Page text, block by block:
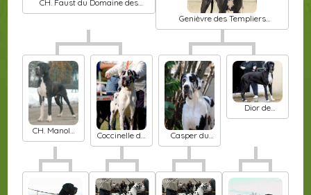
CH. Faust du Domaine des
Cotieres
Genièvre des Templiers
Cathares
CH. Manolo
von der
Coccinelle du
Temple
Casper du
Temple
Dior de
l'hermine